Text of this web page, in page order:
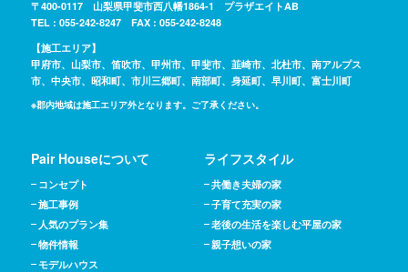
〒400-0117 山梨県甲斐市西八幡1864-1 プラザエイトAB
TEL : 055-242-8247 FAX : 055-242-8248
【施工エリア】
甲府市、山梨市、笛吹市、甲州市、甲斐市、韮崎市、北杜市、南アルプス
市、中央市、昭和町、市川三郷町、南部町、身延町、早川町、富士川町
※郡内地域は施工エリア外となります。ご了承ください。
Pair Houseについて
コンセプト
施工事例
人気のプラン集
物件情報
モデルハウス
ライフスタイル
共働き夫婦の家
子育て充実の家
老後の生活を楽しむ平屋の家
親子想いの家